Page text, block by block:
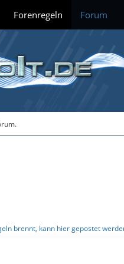
Forenregeln Forum
brennt, kann hier gepostet